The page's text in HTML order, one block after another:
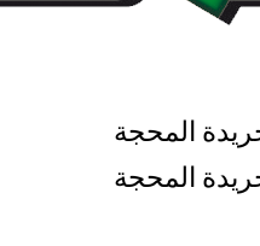
المحجة
المحجة